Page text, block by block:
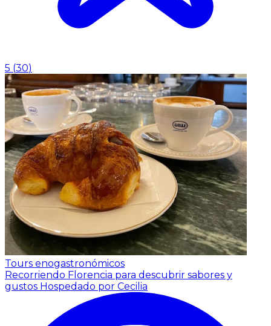
5 (30)
Tours enogastronómicos
Recorriendo Florencia para descubrir sabores y
gustos Hospedado por Cecilia